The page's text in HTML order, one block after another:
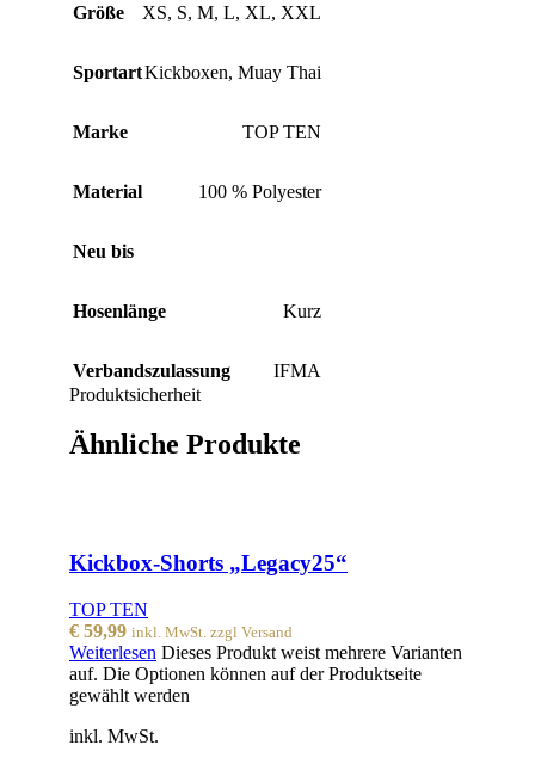
Größe XS, S, M, L, XL, XXL
SportartKickboxen, Muay Thai
Marke TOP TEN
Material 100 % Polyester
Neu bis
Hosenlänge Kurz
Verbandszulassung
IFMA
Produktsicherheit
Ähnliche Produkte
Kickbox-Shorts „Legacy25“
TOP TEN
€ 59,99 inkl. MwSt. zzgl Versand
Weiterlesen Dieses Produkt weist mehrere Varianten
auf. Die Optionen können auf der Produktseite
gewählt werden
inkl. MwSt.